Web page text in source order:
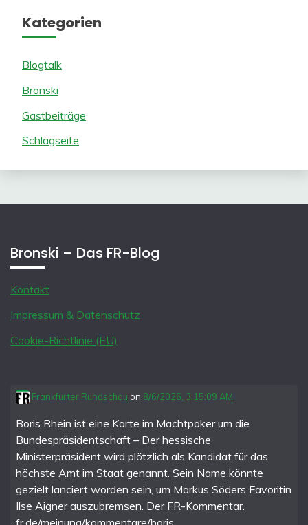
Kategorien
Blogtalk
Bronski
Gastbeiträge
Schlagseite
Bronski – Das FR-Blog
Kontakt
Impressum & Datenschutz
Cookie-Richtlinie (EU)
Frankfurter Rundschau on 8/6/2026, 3:15:09 AM
Boris Rhein ist eine Karte im Machtpoker um die
Bundespräsidentschaft – Der hessische
Ministerpräsident wird plötzlich als Kandidat für das
höchste Amt im Staat genannt. Sein Name könnte
gezielt lanciert worden sein, um Markus Söders Favoritin
Ilse Aigner auszubremsen. Der FR-Kommentar.
fr.de/meinung/kommentare/boris